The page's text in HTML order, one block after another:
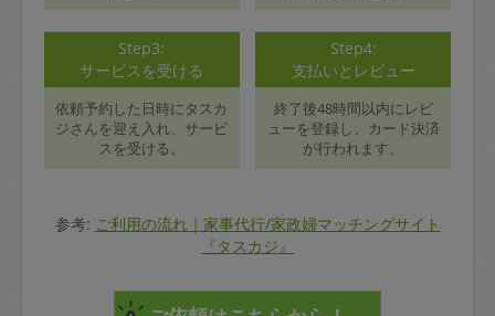
Step3:
サービスを受ける
依頼予約した日時にタスカ
ジさんを迎え入れ、サービ
スを受ける。
Step4:
支払いとレビュー
終了後48時間以内にレビ
ューを登録し、カード決済
が行われます。
参考: ご利用の流れ｜家事代行/家政婦マッチングサイト
『タスカジ』